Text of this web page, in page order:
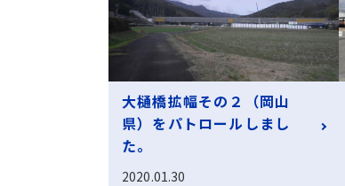
大樋橋拡幅その２（岡山
県）をパトロールしまし
た。
2020.01.30